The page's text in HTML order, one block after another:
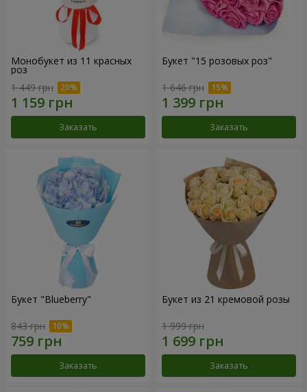
Монобукет из 11 красных
роз
1 449 грн
Заказать
Букет "15 розовых роз"
1 646 грн
Заказать
Букет "Blueberry"
843 грн
Заказать
Букет из 21 кремовой розы
1 999 грн
Заказать